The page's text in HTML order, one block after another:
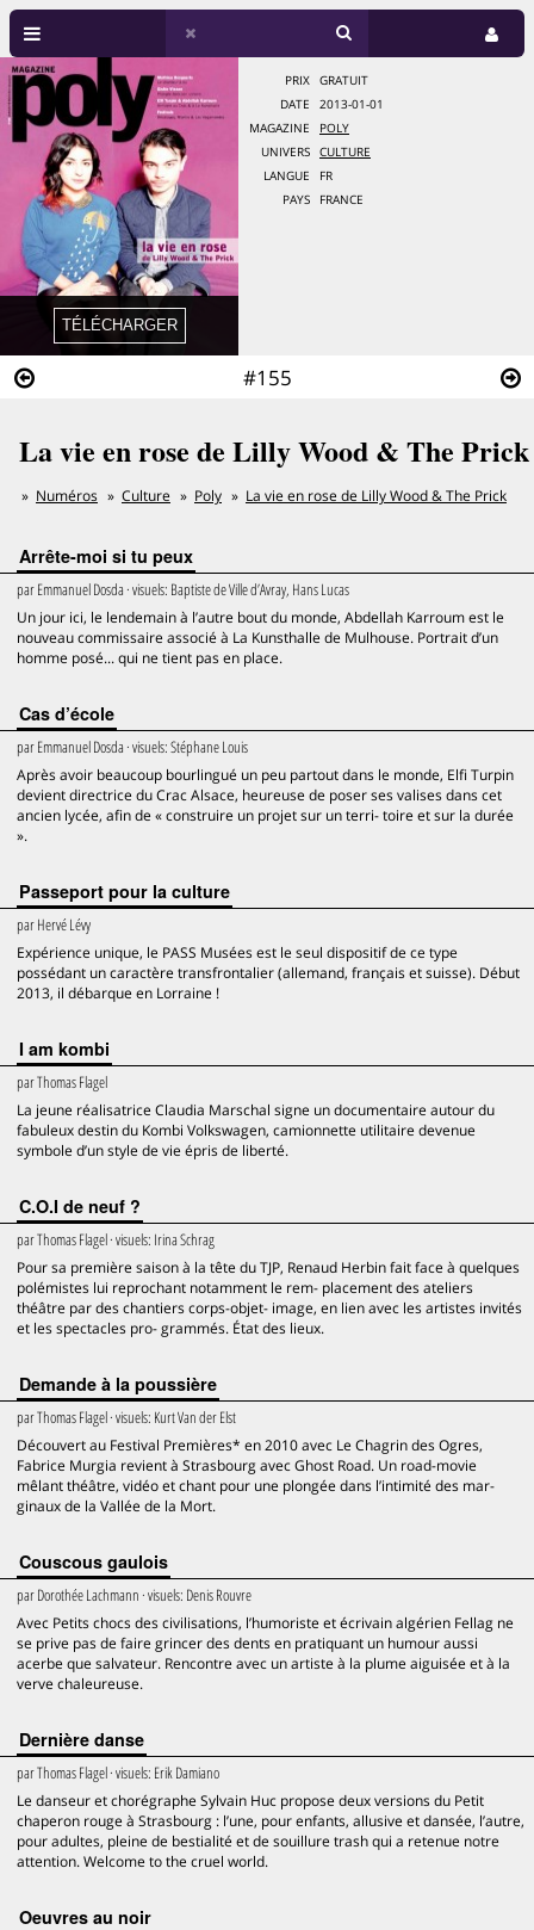
#155
PRIX
GRATUIT
DATE
2013-01-01
MAGAZINE
POLY
UNIVERS
CULTURE
LANGUE
FR
PAYS
FRANCE
La vie en rose de Lilly Wood & The Prick
Numéros Culture Poly La vie en rose de Lilly Wood & The Prick
Arrête-moi si tu peux
parEmmanuel Dosda · visuels: Baptiste de Ville d’Avray, Hans Lucas
Un jour ici, le lendemain à l’autre bout du monde, Abdellah Karroum est le
nouveau commissaire associé à La Kunsthalle de Mulhouse. Portrait d’un
homme posé... qui ne tient pas en place.
Cas d’école
parEmmanuel Dosda · visuels:Stéphane Louis
Après avoir beaucoup bourlingué un peu partout dans le monde, Elfi Turpin
devient directrice du Crac Alsace, heureuse de poser ses valises dans cet
ancien lycée, afin de « construire un projet sur un terri- toire et sur la durée
».
Passeport pour la culture
parHervé Lévy
Expérience unique, le PASS Musées est le seul dispositif de ce type
possédant un caractère transfrontalier (allemand, français et suisse). Début
2013, il débarque en Lorraine !
I am kombi
parThomas Flagel
La jeune réalisatrice Claudia Marschal signe un documentaire autour du
fabuleux destin du Kombi Volkswagen, camionnette utilitaire devenue
symbole d’un style de vie épris de liberté.
C.O.I de neuf ?
parThomas Flagel· visuels: Irina Schrag
Pour sa première saison à la tête du TJP, Renaud Herbin fait face à quelques
polémistes lui reprochant notamment le rem- placement des ateliers
théâtre par des chantiers corps-objet- image, en lien avec les artistes invités
et les spectacles pro- grammés. État des lieux.
Demande à la poussière
parThomas Flagel· visuels: Kurt Van der Elst
Découvert au Festival Premières* en 2010 avec Le Chagrin des Ogres,
Fabrice Murgia revient à Strasbourg avec Ghost Road. Un road-movie
mêlant théâtre, vidéo et chant pour une plongée dans l’intimité des mar-
ginaux de la Vallée de la Mort.
Couscous gaulois
parDorothée Lachmann · visuels: Denis Rouvre
Avec Petits chocs des civilisations, l’humoriste et écrivain algérien Fellag ne
se prive pas de faire grincer des dents en pratiquant un humour aussi
acerbe que salvateur. Rencontre avec un artiste à la plume aiguisée et à la
verve chaleureuse.
Dernière danse
parThomas Flagel· visuels: Erik Damiano
Le danseur et chorégraphe Sylvain Huc propose deux versions du Petit
chaperon rouge à Strasbourg : l’une, pour enfants, allusive et dansée, l’autre,
pour adultes, pleine de bestialité et de souillure trash qui a retenue notre
attention. Welcome to the cruel world.
Oeuvres au noir